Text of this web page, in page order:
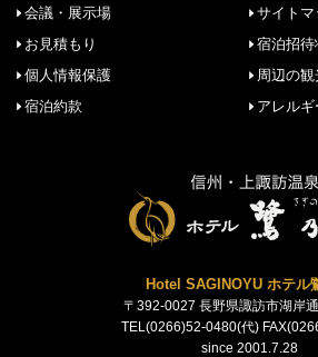
会議・展示場
サイトマ
お見積もり
宿泊招待
個人情報保護
周辺の観
宿泊約款
アレル
Hotel SAGINOYU ホテル
〒392-0027 長野県諏訪市湖岸
TEL(0266)52-0480(代)
since 2001.7.28